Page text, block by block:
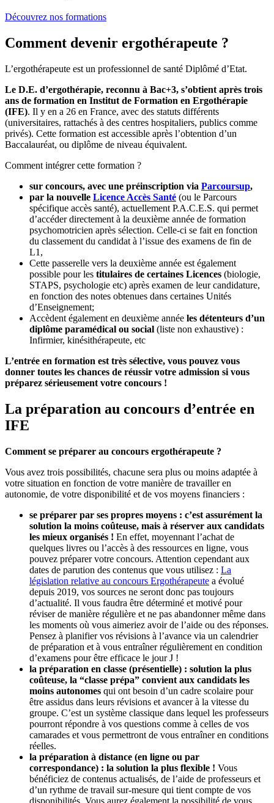
Découvrez nos formations
Comment devenir ergothérapeute ?
L’ergothérapeute est un professionnel de santé Diplômé d’Etat.
Le D.E. d’ergothérapie, reconnu à Bac+3, s’obtient après trois
ans de formation en Institut de Formation en Ergothérapie
(IFE). Il y en a 26 en France, avec des statuts différents
(universitaires, rattachés à des centres hospitaliers, publics comme
privés). Cette formation est accessible après l’obtention d’un
Baccalauréat, ou diplôme de niveau équivalent.
Comment intégrer cette formation ?
sur concours, avec une préinscription via Parcoursup,
par la nouvelle Licence Accès Santé (ou le Parcours
spécifique accès santé), actuellement P.A.C.E.S. qui permet
d’accéder directement à la deuxième année de formation
psychomotricien après sélection. Celle-ci se fait en fonction
du classement du candidat à l’issue des examens de fin de
L1,
Cette passerelle vers la deuxième année est également
possible pour les titulaires de certaines Licences (biologie,
STAPS, psychologie etc) après examen de leur candidature,
en fonction des notes obtenues dans certaines Unités
d’Enseignement;
Accèdent également en deuxième année les détenteurs d’un
diplôme paramédical ou social (liste non exhaustive) :
Infirmier, kinésithérapeute, etc
L’entrée en formation est très sélective, vous pouvez vous
donner toutes les chances de réussir votre admission si vous
préparez sérieusement votre concours !
La préparation au concours d’entrée en
IFE
Comment se préparer au concours ergothérapeute ?
Vous avez trois possibilités, chacune sera plus ou moins adaptée à
votre situation en fonction de votre manière de travailler en
autonomie, de votre disponibilité et de vos moyens financiers :
se préparer par ses propres moyens : c’est assurément la
solution la moins coûteuse, mais à réserver aux candidats
les mieux organisés ! En effet, moyennant l’achat de
quelques livres ou l’accès à des ressources en ligne, vous
pouvez préparer votre concours. Attention cependant aux
dates de parution des contenus que vous utilisez : La
législation relative au concours Ergothérapeute a évolué
depuis 2019, vos sources ne seront donc pas toujours
d’actualité. Il vous faudra être déterminé et motivé pour
réviser de manière régulière et ne pas abandonner même dans
les moments où vous aimeriez avoir de l’aide ou des réponses.
Pensez à planifier vos révisions à l’avance via un calendrier
de préparation et à vous entraîner régulièrement en condition
d’examens pour être efficace le jour J !
la préparation en classe (présentielle) : solution la plus
coûteuse, la “classe prépa” convient aux candidats les
moins autonomes qui ont besoin d’un cadre scolaire pour
être assidus dans leurs révisions et avancer à la vitesse du
groupe. C’est un système classique dans lequel les professeurs
pourront répondre à vos questions comme à celles de vos
camarades et vous permettront de vous entraîner en conditions
réelles.
la préparation à distance (en ligne ou par
correspondance) : la solution la plus flexible ! Vous
bénéficiez de contenus actualisés, de l’aide de professeurs et
d’un rythme de travail sur-mesure qui tient compte de vos
disponibilités. Vous aurez également la possibilité de vous